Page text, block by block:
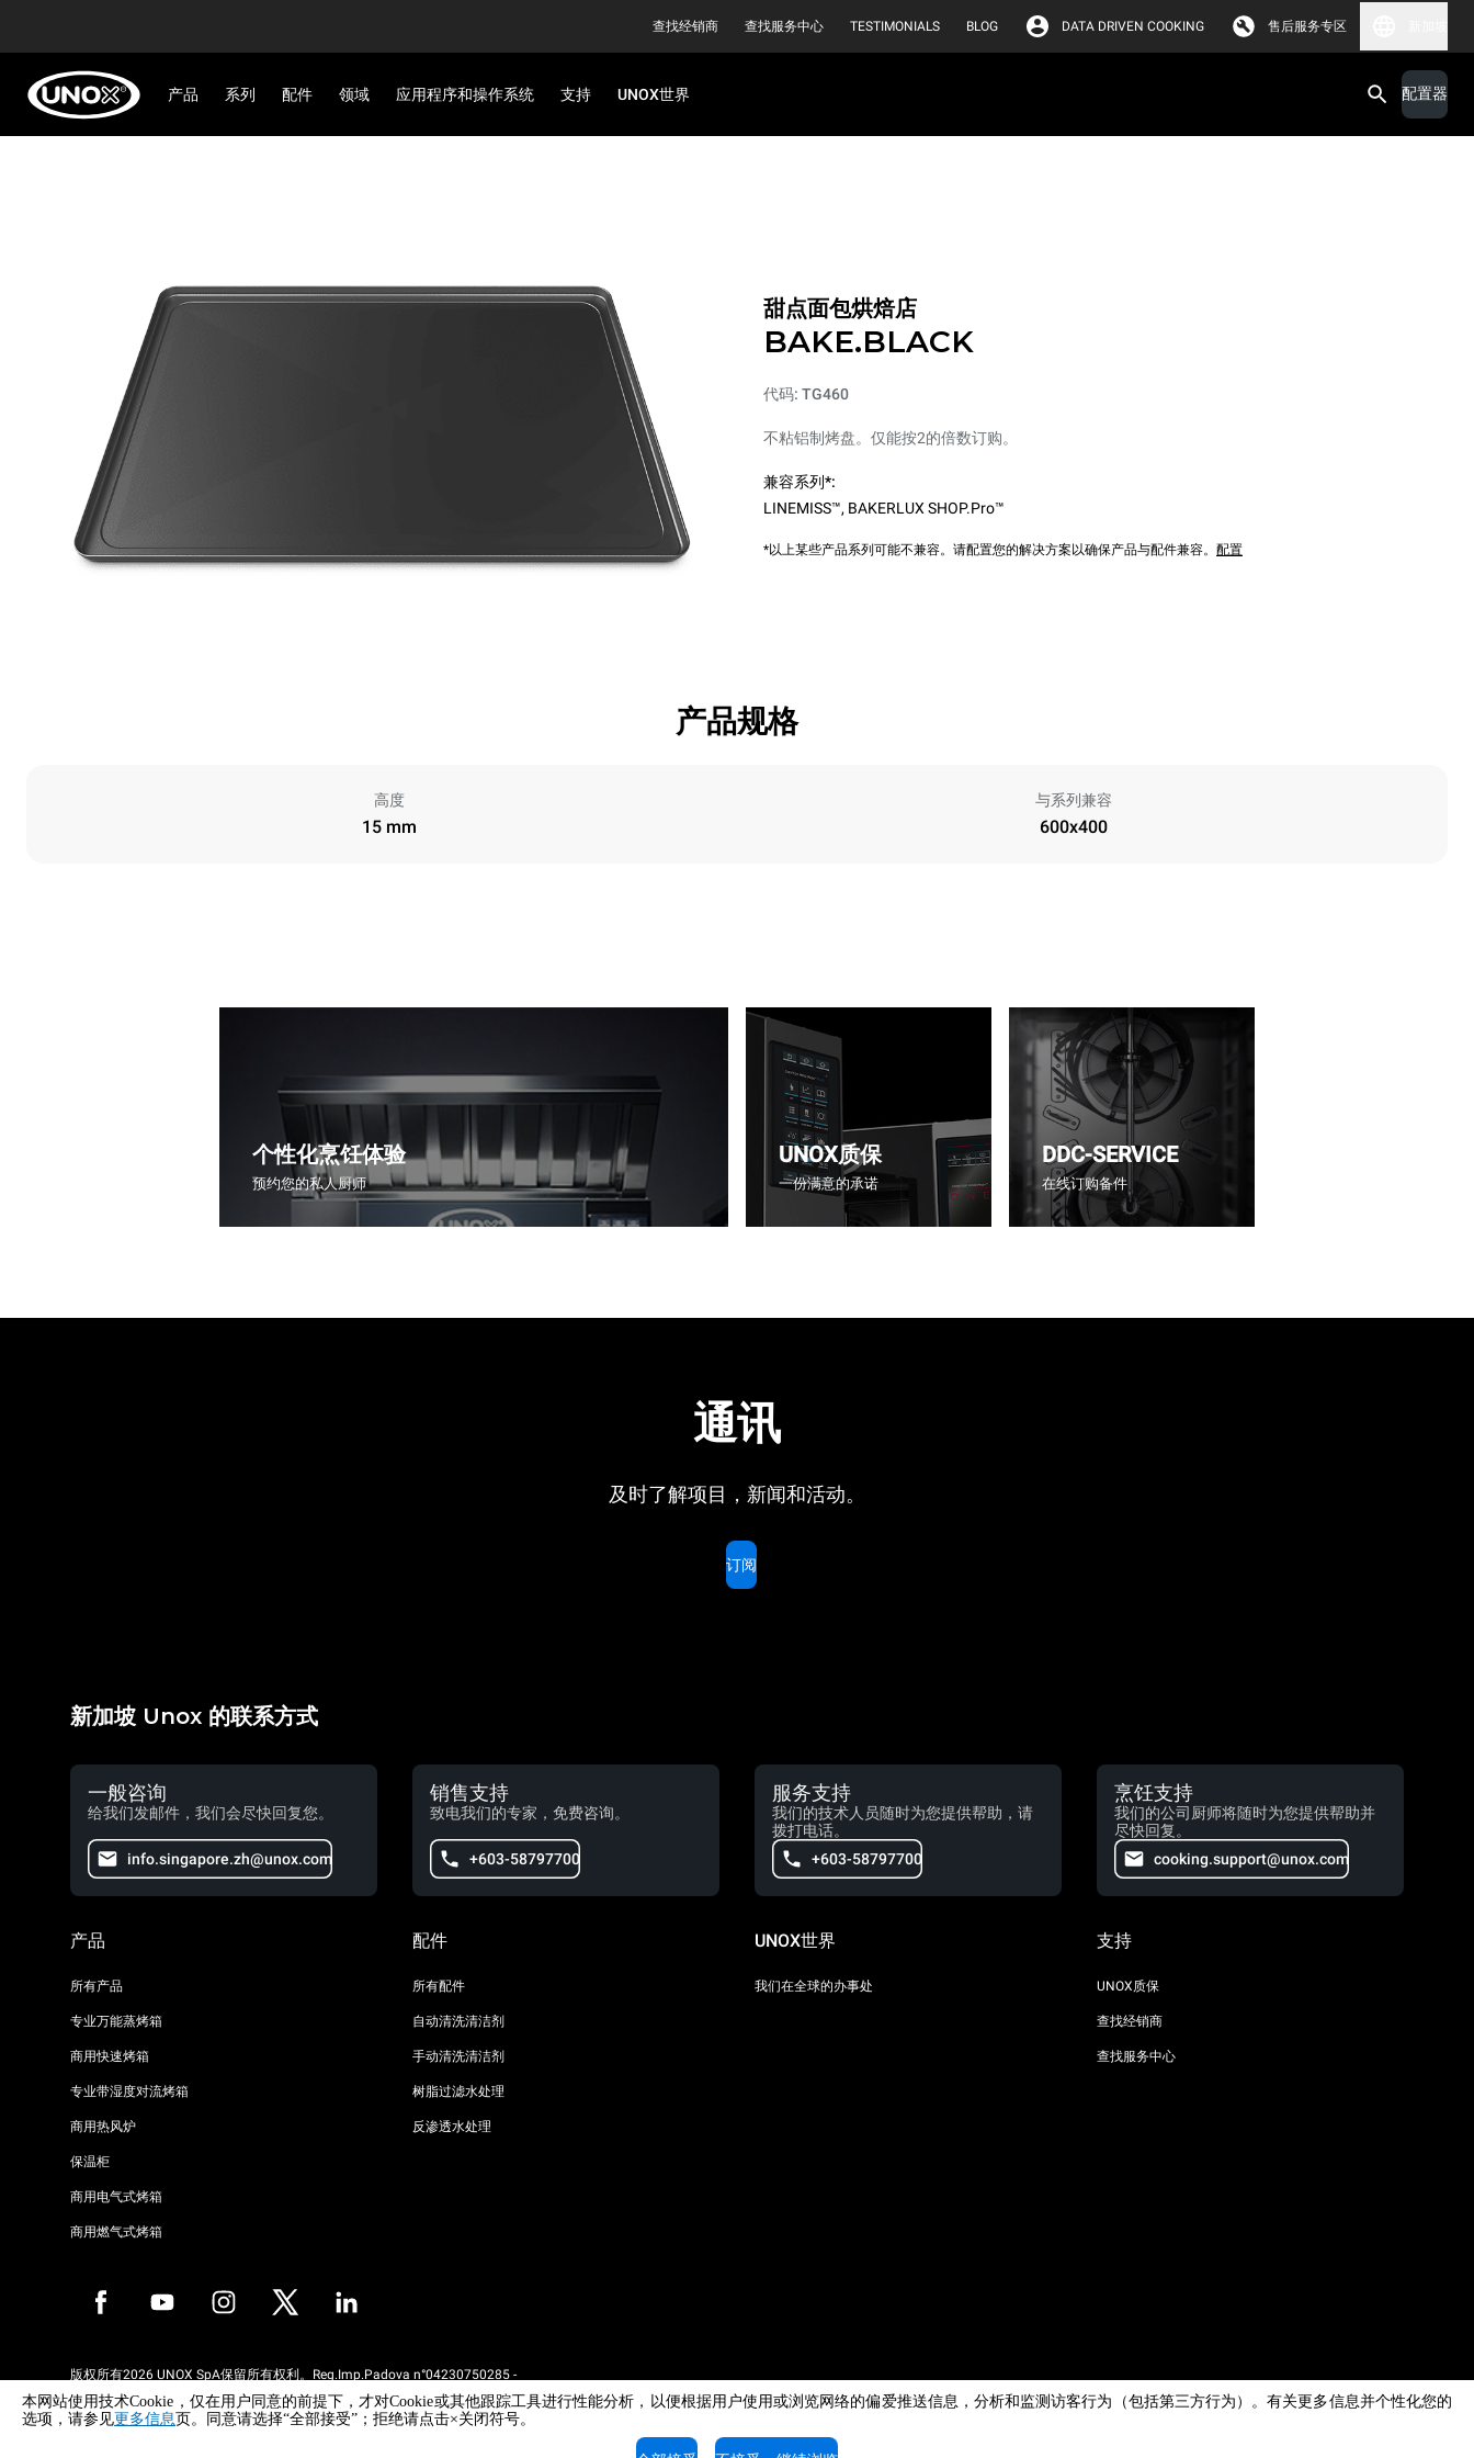
查找经销商 查找服务中心 TESTIMONIALS BLOG DATA DRIVEN COOKING 售后服务专区
产品 系列 配件 领域 应用程序和操作系统 支持 UNOX世界 配置器
甜点面包烘焙店
BAKE.BLACK
代码: TG460
不粘铝制烤盘。仅能按2的倍数订购。
兼容系列*:
LINEMISS™, BAKERLUX SHOP.Pro™
*以上某些产品系列可能不兼容。请配置您的解决方案以确保产品与配件兼容。 配置
产品规格
高度
15 mm
与系列兼容
600x400
个性化烹饪体验
预约您的私人厨师
UNOX质保
一份满意的承诺
DDC-SERVICE
在线订购备件
通讯
及时了解项目，新闻和活动。
订阅
新加坡 Unox 的联系方式
一般咨询
给我们发邮件，我们会尽快回复您。
info.singapore.zh@unox.com
销售支持
致电我们的专家，免费咨询。
+603-58797700
服务支持
我们的技术人员随时为您提供帮助，请
拨打电话。
+603-58797700
烹饪支持
我们的公司厨师将随时为您提供帮助并
尽快回复。
cooking.support@unox.com
产品
所有产品
专业万能蒸烤箱
商用快速烤箱
专业带湿度对流烤箱
商用热风炉
保温柜
商用电气式烤箱
商用燃气式烤箱
配件
所有配件
自动清洗清洁剂
手动清洗清洁剂
树脂过滤水处理
反渗透水处理
UNOX世界
我们在全球的办事处
支持
UNOX质保
查找经销商
查找服务中心
版权所有2026 UNOX SpA保留所有权利。Reg.Imp.Padova n°04230750285 -
WEEE Reg. No. IT08020000000377
本网站使用技术Cookie，仅在用户同意的前提下，才对Cookie或其他跟踪工具进行性能分析，以便根据用户使用或浏览网络的偏爱推送信息，分析和监测访客行为（包括第三方行为）。有关更多信息并个性化您的
选项，请参见更多信息页。同意请选择“全部接受”；拒绝请点击×关闭符号。